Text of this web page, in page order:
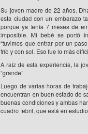
Su joven madre de 22 años,
esta ciudad con un embarazo
porque ya tenía 7 meses de
imposible. Mi bebé se portó
“tuvimos que entrar por un
frío y con sol. Eso fue lo más
A raíz de esta experiencia, la
“grande”.
Luego de varias horas de
encuentran en buen estado de
buenas condiciones y ambas
cuadro febril, que está en